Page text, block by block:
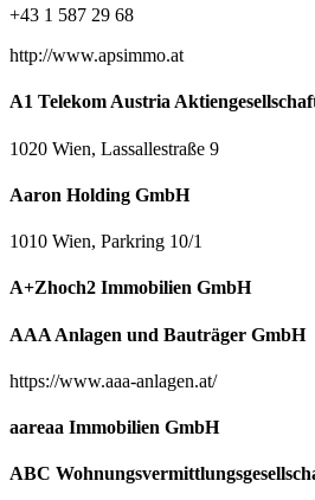
+43 1 587 29 68
http://www.apsimmo.at
A1 Telekom Austria
1020 Wien, Lassallestraße 9
Aaron Holding GmbH
1010 Wien, Parkring 10/1
A+Zhoch2 Immobilien GmbH
AAA Anlagen und Bauträger GmbH
https://www.aaa-anlagen.at/
aareaa Immobilien GmbH
ABC